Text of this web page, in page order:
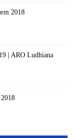
2018
| ARO Ludhiana